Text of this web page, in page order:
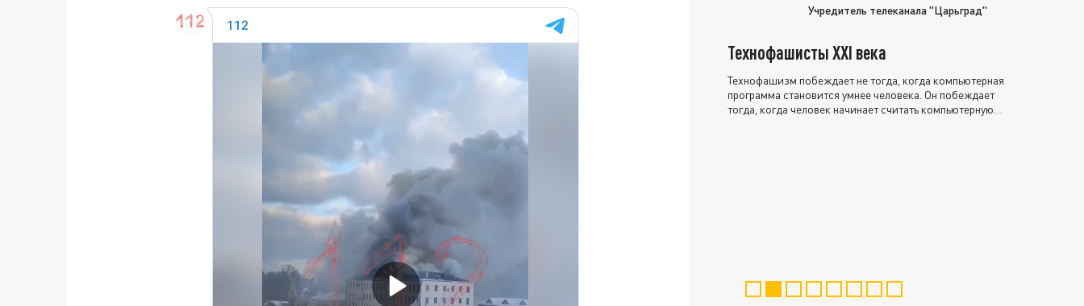
Учредитель телеканала "Царьград"
Технофашисты XXI века
Технофашизм побеждает не тогда, когда компьютерная
программа становится умнее человека. Он побеждает
тогда, когда человек начинает считать компьютерную